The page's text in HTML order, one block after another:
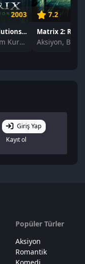
2003
Matrix Revolutions izle
Aksiyon, Bilim Kurgu
7.2
Giriş Yap
Kayıt ol
Popüler Türler
Aksiyon
Romantik